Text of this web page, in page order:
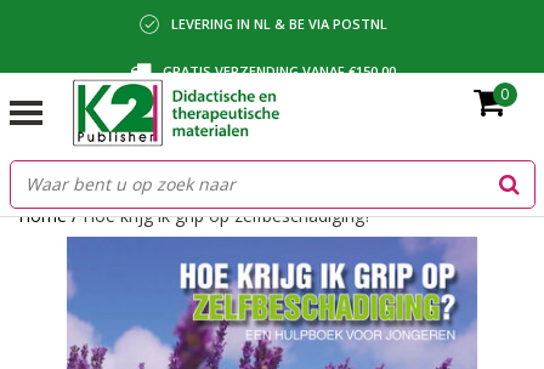
LEVERING IN NL & BE VIA POSTNL
GRATIS VERZENDING VANAF €150,00
BETALING VIA IDEAL, BANCONTACT OF FACTUUR
0
Home/Hoe krijg ik grip op zelfbeschadiging?